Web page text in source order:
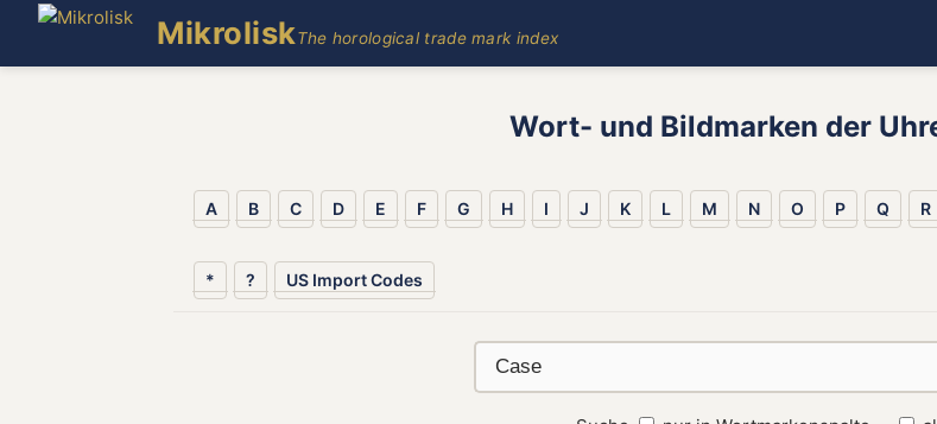
MikroliskThe horological trade mark index
Wort- und Bildmarken der
A B C D E F G H I J K L M N O P Q R
* ? US Import Codes